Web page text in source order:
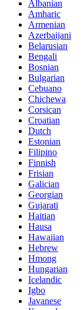
Albanian
Amharic
Armenian
Azerbaijani
Belarusian
Bengali
Bosnian
Bulgarian
Cebuano
Chichewa
Corsican
Croatian
Dutch
Estonian
Filipino
Finnish
Frisian
Galician
Georgian
Gujarati
Haitian
Hausa
Hawaiian
Hebrew
Hmong
Hungarian
Icelandic
Igbo
Javanese